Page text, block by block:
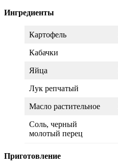
Ингредиенты
Картофель
Кабачки
Яйца
Лук репчатый
Масло растительное
Соль, черный
молотый перец
Приготовление